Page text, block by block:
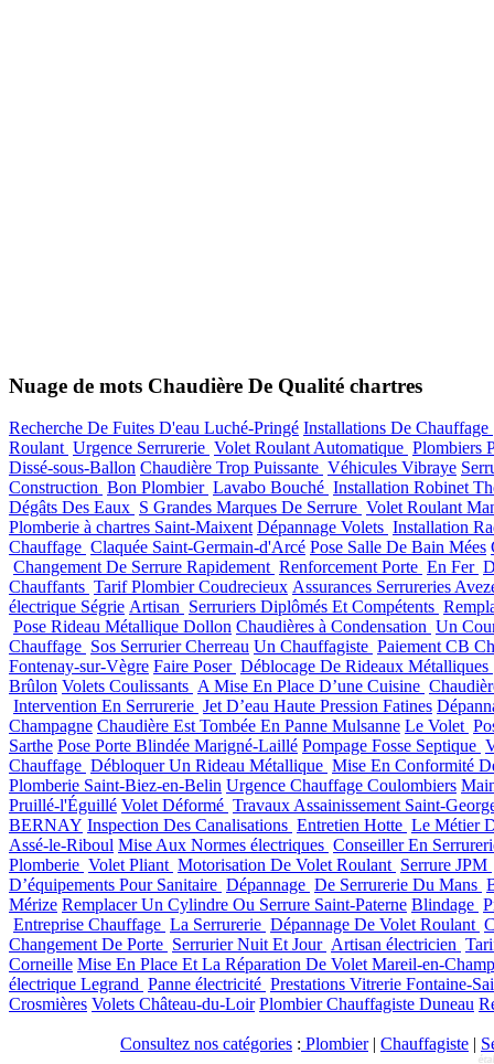
Nuage de mots Chaudière De Qualité chartres
Recherche De Fuites D'eau Luché-Pringé Installations De Chauffage
Roulant Urgence Serrurerie Volet Roulant Automatique Plombiers
Dissé-sous-Ballon Chaudière Trop Puissante Véhicules Vibraye
Construction Bon Plombier Lavabo Bouché Installation Robinet
Dégâts Des Eaux S Grandes Marques De Serrure Volet Roulant
Plomberie à chartres Saint-Maixent Dépannage Volets Installation
Chauffage Claquée Saint-Germain-d'Arcé Pose Salle De Bain Mées
Changement De Serrure Rapidement Renforcement Porte En Fer
Chauffants Tarif Plombier Coudrecieux Assurances Serrureries
électrique Ségrie Artisan Serruriers Diplômés Et Compétents
Pose Rideau Métallique Dollon Chaudières à Condensation Un
Chauffage Sos Serrurier Cherreau Un Chauffagiste Paiement CB
Fontenay-sur-Vègre Faire Poser Déblocage De Rideaux Métalliques
Brûlon Volets Coulissants A Mise En Place D’une Cuisine
Intervention En Serrurerie Jet D’eau Haute Pression Fatines
Champagne Chaudière Est Tombée En Panne Mulsanne Le Volet
Sarthe Pose Porte Blindée Marigné-Laillé Pompage Fosse Septique
Chauffage Débloquer Un Rideau Métallique Mise En Conformité
Plomberie Saint-Biez-en-Belin Urgence Chauffage Coulombiers
Pruillé-l'Éguillé Volet Déformé Travaux Assainissement Saint-
BERNAY Inspection Des Canalisations Entretien Hotte Le Métier
Assé-le-Riboul Mise Aux Normes électriques Conseiller En
Plomberie Volet Pliant Motorisation De Volet Roulant Serrure JPM
D’équipements Pour Sanitaire Dépannage De Serrurerie Du Mans
Mérize Remplacer Un Cylindre Ou Serrure Saint-Paterne Blindage
Entreprise Chauffage La Serrurerie Dépannage De Volet Roulant
Changement De Porte Serrurier Nuit Et Jour Artisan électricien
Corneille Mise En Place Et La Réparation De Volet Mareil-en-
électrique Legrand Panne électricité Prestations Vitrerie Fontaine-
Crosmières Volets Château-du-Loir Plombier Chauffagiste Duneau
Consultez nos catégories : Plombier| Chauffagiste |